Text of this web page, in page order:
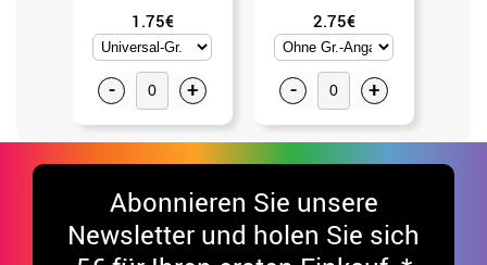
1.75€
- +
2.75€
- +
Abonnieren Sie unsere
Newsletter und holen Sie sich